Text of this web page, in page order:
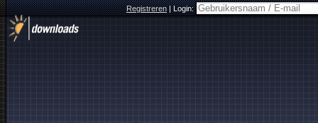
Registreren|Login: